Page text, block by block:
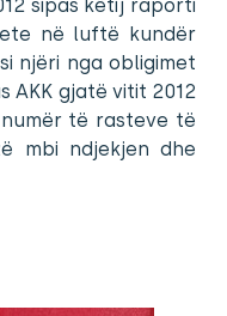
sipas këtij raporti
në luftë kundër
njëri nga obligimet
AKK gjatë vitit 2012
të rasteve të
mbi ndjekjen dhe